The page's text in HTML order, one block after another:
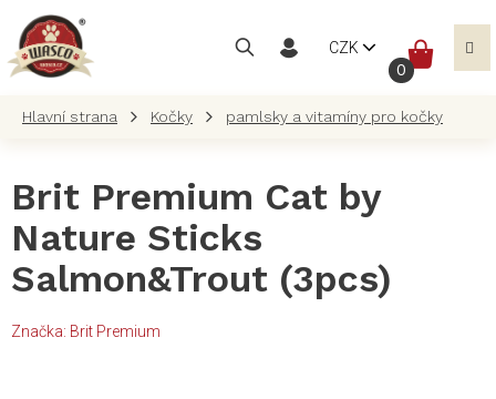
obsah
CZK
Kočky pamlsky a vitamíny pro kočky
Brit Premium Cat by
Nature Sticks
Salmon&Trout (3pcs)
Značka: Brit Premium